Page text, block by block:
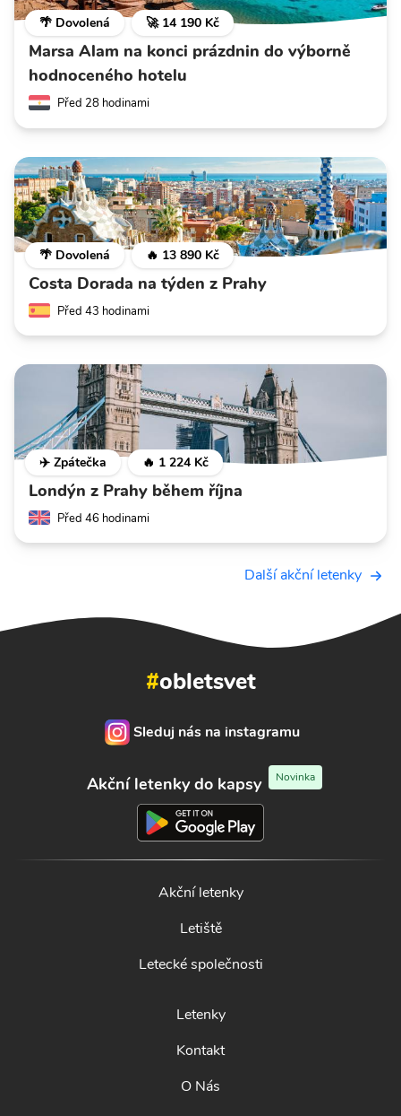
🌴 Dovolená 🚀 14 190 Kč
Marsa Alam na konci prázdnin do výborně
hodnoceného hotelu
Před 28 hodinami
🌴 Dovolená 🔥 13 890 Kč
Costa Dorada na týden z Prahy
Před 43 hodinami
✈️ Zpátečka 🔥 1 224 Kč
Londýn z Prahy během října
Před 46 hodinami
Další akční letenky
#obletsvet
Sleduj nás na instagramu
Akční letenky do kapsy Novinka
Akční letenky
Letiště
Letecké společnosti
Letenky
Kontakt
O Nás